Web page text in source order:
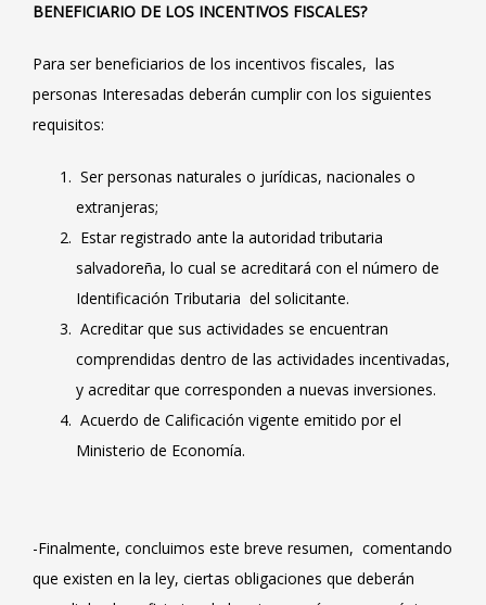
BENEFICIARIO DE LOS INCENTIVOS FISCALES?
Para ser beneficiarios de los incentivos fiscales, las
personas Interesadas deberán cumplir con los siguientes
requisitos:
Ser personas naturales o jurídicas, nacionales o
extranjeras;
Estar registrado ante la autoridad tributaria
salvadoreña, lo cual se acreditará con el número de
Identificación Tributaria del solicitante.
Acreditar que sus actividades se encuentran
comprendidas dentro de las actividades incentivadas,
y acreditar que corresponden a nuevas inversiones.
Acuerdo de Calificación vigente emitido por el
Ministerio de Economía.
-Finalmente, concluimos este breve resumen, comentando
que existen en la ley, ciertas obligaciones que deberán